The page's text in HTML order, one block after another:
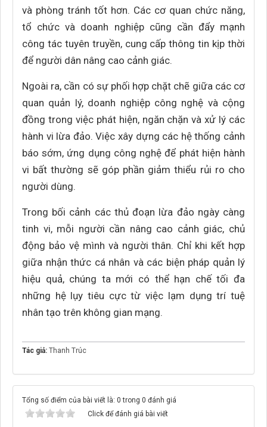
và phòng tránh tốt hơn. Các cơ quan chức năng,
tổ chức và doanh nghiệp cũng cần đẩy mạnh
công tác tuyên truyền, cung cấp thông tin kịp thời
để người dân nâng cao cảnh giác.
Ngoài ra, cần có sự phối hợp chặt chẽ giữa các cơ
quan quản lý, doanh nghiệp công nghệ và cộng
đồng trong việc phát hiện, ngăn chặn và xử lý các
hành vi lừa đảo. Việc xây dựng các hệ thống cảnh
báo sớm, ứng dụng công nghệ để phát hiện hành
vi bất thường sẽ góp phần giảm thiểu rủi ro cho
người dùng.
Trong bối cảnh các thủ đoạn lừa đảo ngày càng
tinh vi, mỗi người cần nâng cao cảnh giác, chủ
động bảo vệ mình và người thân. Chỉ khi kết hợp
giữa nhận thức cá nhân và các biện pháp quản lý
hiệu quả, chúng ta mới có thể hạn chế tối đa
những hệ lụy tiêu cực từ việc lạm dụng trí tuệ
nhân tạo trên không gian mạng.
Tác giả: Thanh Trúc
Tổng số điểm của bài viết là: 0 trong 0 đánh giá
Click để đánh giá bài viết